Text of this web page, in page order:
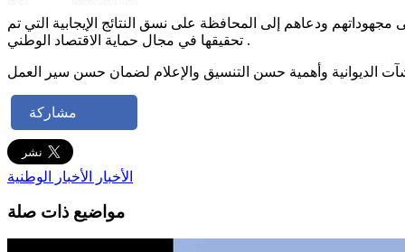
ودعاهم إلى المحافظة على نسق النتائج الإيجابية التي تم
تحقيقها في مجال حماية الاقتصاد الوطني .
مشاركة
الأخبار الأخبار الوطنية
مواضيع ذات صلة